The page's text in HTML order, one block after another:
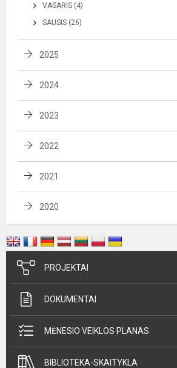
VASARIS (4)
SAUSIS (26)
2025
2024
2023
2022
2021
2020
PROJEKTAI
DOKUMENTAI
MĖNESIO VEIKLOS PLANAS
BIBLIOTEKA-SKAITYKLA